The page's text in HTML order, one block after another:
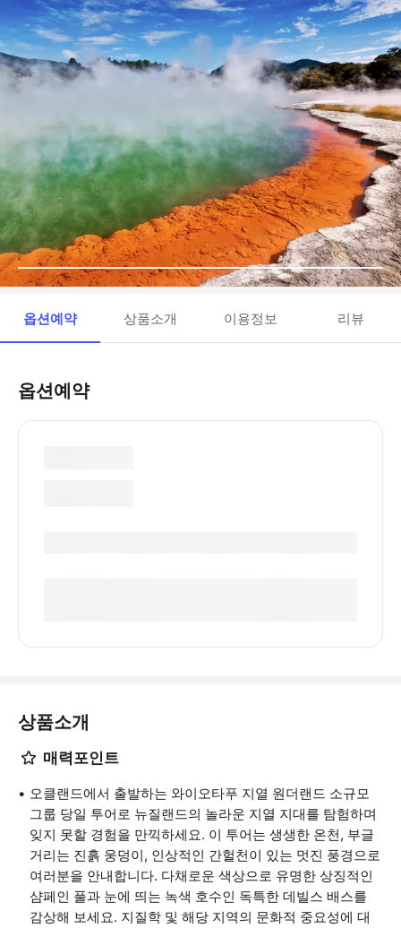
옵션예약 상품소개 이용정보 리뷰
옵션예약
상품소개
매력포인트
오클랜드에서 출발하는 와이오타푸 지열 원더랜드 소규모
그룹 당일 투어로 뉴질랜드의 놀라운 지열 지대를 탐험하며
잊지 못할 경험을 만끽하세요. 이 투어는 생생한 온천, 부글
거리는 진흙 웅덩이, 인상적인 간헐천이 있는 멋진 풍경으로
여러분을 안내합니다. 다채로운 색상으로 유명한 상징적인
샴페인 풀과 눈에 띄는 녹색 호수인 독특한 데빌스 배스를
감상해 보세요. 지질학 및 해당 지역의 문화적 중요성에 대